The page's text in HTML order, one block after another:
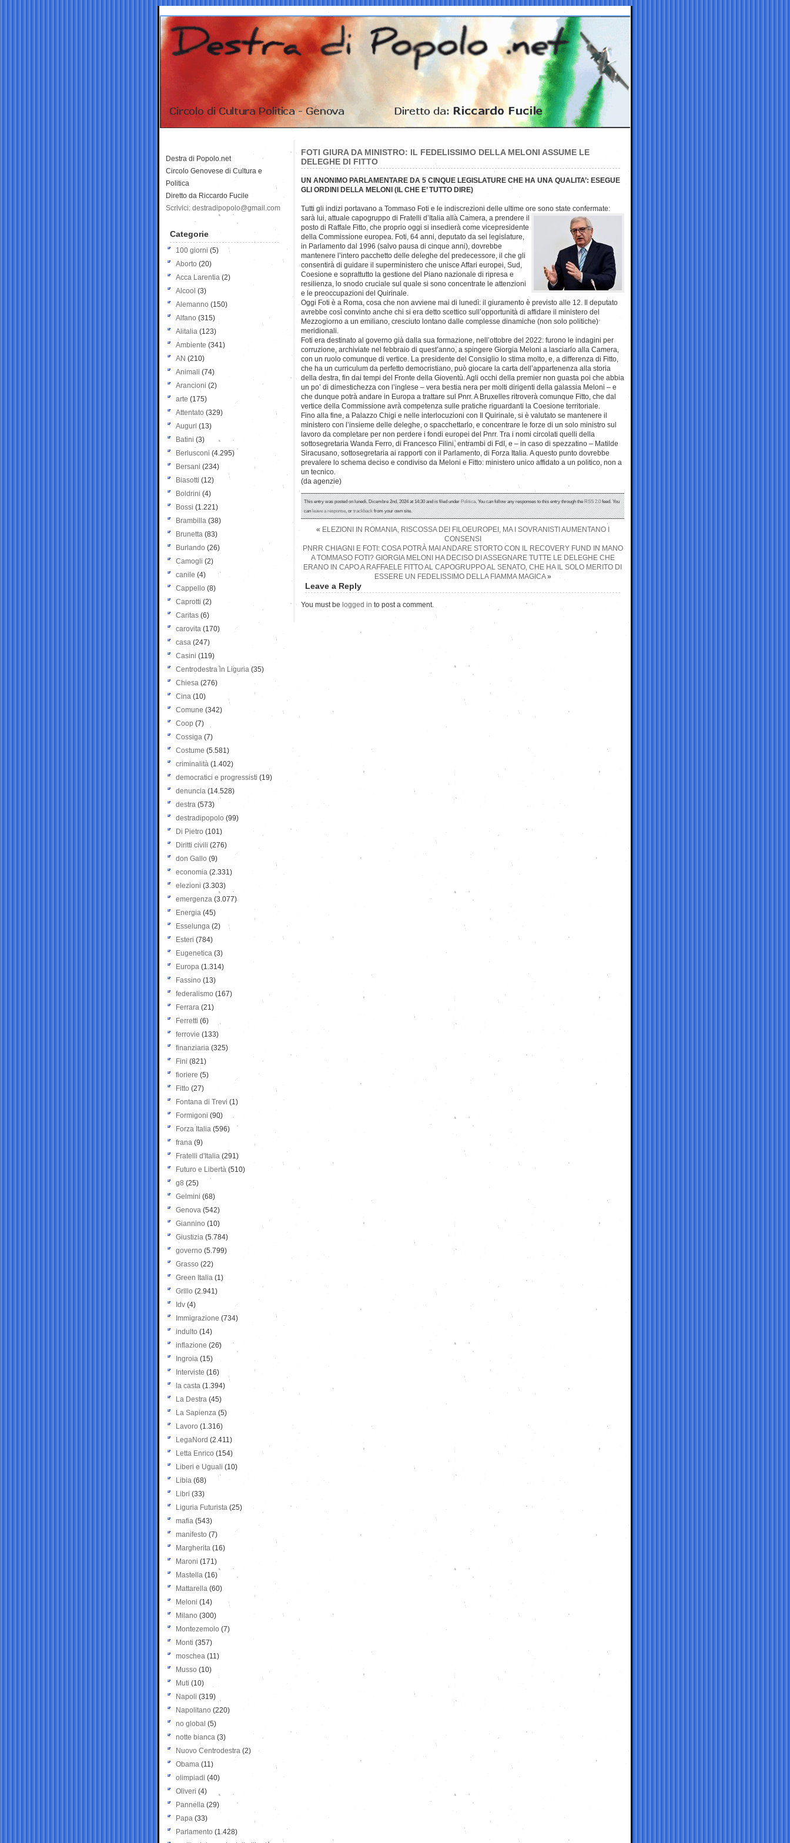
FOTI GIURA DA MINISTRO: IL FEDELISSIMO DELLA MELONI ASSUME LE
DELEGHE DI FITTO
UN ANONIMO PARLAMENTARE DA 5 CINQUE LEGISLATURE CHE HA UNA QUALITA’: ESEGUE
GLI ORDINI DELLA MELONI (IL CHE E’ TUTTO DIRE)
Tutti gli indizi portavano a Tommaso Foti e le indiscrezioni delle ultime ore sono state confermate:
sarà lui, attuale capogruppo di Fratelli d’Italia alla Camera, a prendere il
posto di Raffale Fitto, che proprio oggi si insedierà come vicepresidente
della Commissione europea. Foti, 64 anni, deputato da sei legislature,
in Parlamento dal 1996 (salvo pausa di cinque anni), dovrebbe
mantenere l’intero pacchetto delle deleghe del predecessore, il che gli
consentirà di guidare il superministero che unisce Affari europei, Sud,
Coesione e soprattutto la gestione del Piano nazionale di ripresa e
resilienza, lo snodo cruciale sul quale si sono concentrate le attenzioni
e le preoccupazioni del Quirinale.
Oggi Foti è a Roma, cosa che non avviene mai di lunedì: il giuramento è previsto alle 12. Il deputato
avrebbe così convinto anche chi si era detto scettico sull’opportunità di affidare il ministero del
Mezzogiorno a un emiliano, cresciuto lontano dalle complesse dinamiche (non solo politiche)
meridionali.
Foti era destinato al governo già dalla sua formazione, nell’ottobre del 2022: furono le indagini per
corruzione, archiviate nel febbraio di quest’anno, a spingere Giorgia Meloni a lasciarlo alla Camera,
con un ruolo comunque di vertice. La presidente del Consiglio lo stima molto, e, a differenza di Fitto,
che ha un curriculum da perfetto democristiano, può giocare la carta dell’appartenenza alla storia
della destra, fin dai tempi del Fronte della Gioventù. Agli occhi della premier non guasta poi che abbia
un po’ di dimestichezza con l’inglese – vera bestia nera per molti dirigenti della galassia Meloni – e
che dunque potrà andare in Europa a trattare sul Pnrr. A Bruxelles ritroverà comunque Fitto, che dal
vertice della Commissione avrà competenza sulle pratiche riguardanti la Coesione territoriale.
Fino alla fine, a Palazzo Chigi e nelle interlocuzioni con Il Quirinale, si è valutato se mantenere il
ministero con l’insieme delle deleghe, o spacchettarlo, e concentrare le forze di un solo ministro sul
lavoro da completare per non perdere i fondi europei del Pnrr. Tra i nomi circolati quelli della
sottosegretaria Wanda Ferro, di Francesco Filini, entrambi di FdI, e – in caso di spezzatino – Matilde
Siracusano, sottosegretaria ai rapporti con il Parlamento, di Forza Italia. A questo punto dovrebbe
prevalere lo schema deciso e condiviso da Meloni e Fitto: ministero unico affidato a un politico, non a
un tecnico.
(da agenzie)
This entry was posted on lunedì, Dicembre 2nd, 2024 at 14:30 and is filed underPolitica. You can follow any responses to this entry through theRSS 2.0feed. You
canleave a response, ortrackbackfrom your own site.
« ELEZIONI IN ROMANIA, RISCOSSA DEI FILOEUROPEI, MA I SOVRANISTI AUMENTANO I
CONSENSI
PNRR CHIAGNI E FOTI: COSA POTRÀ MAI ANDARE STORTO CON IL RECOVERY FUND IN MANO
A TOMMASO FOTI? GIORGIA MELONI HA DECISO DI ASSEGNARE TUTTE LE DELEGHE CHE
ERANO IN CAPO A RAFFAELE FITTO AL CAPOGRUPPO AL SENATO, CHE HA IL SOLO MERITO DI
ESSERE UN FEDELISSIMO DELLA FIAMMA MAGICA»
Leave a Reply
You must be logged in to post a comment.
Destra di Popolo.net
Circolo Genovese di Cultura e
Politica
Diretto da Riccardo Fucile
Scrivici: destradipopolo@gmail.com
Categorie
100 giorni (5)
Aborto (20)
Acca Larentia (2)
Alcool (3)
Alemanno (150)
Alfano (315)
Alitalia (123)
Ambiente (341)
AN (210)
Animali (74)
Arancioni (2)
arte (175)
Attentato (329)
Auguri (13)
Batini (3)
Berlusconi (4.295)
Bersani (234)
Biasotti (12)
Boldrini (4)
Bossi (1.221)
Brambilla (38)
Brunetta (83)
Burlando (26)
Camogli (2)
canile (4)
Cappello (8)
Caprotti (2)
Caritas (6)
carovita (170)
casa (247)
Casini (119)
Centrodestra in Liguria (35)
Chiesa (276)
Cina (10)
Comune (342)
Coop (7)
Cossiga (7)
Costume (5.581)
criminalità (1.402)
democratici e progressisti (19)
denuncia (14.528)
destra (573)
destradipopolo (99)
Di Pietro (101)
Diritti civili (276)
don Gallo (9)
economia (2.331)
elezioni (3.303)
emergenza (3.077)
Energia (45)
Esselunga (2)
Esteri (784)
Eugenetica (3)
Europa (1.314)
Fassino (13)
federalismo (167)
Ferrara (21)
Ferretti (6)
ferrovie (133)
finanziaria (325)
Fini (821)
fioriere (5)
Fitto (27)
Fontana di Trevi (1)
Formigoni (90)
Forza Italia (596)
frana (9)
Fratelli d'Italia (291)
Futuro e Libertà (510)
g8 (25)
Gelmini (68)
Genova (542)
Giannino (10)
Giustizia (5.784)
governo (5.799)
Grasso (22)
Green Italia (1)
Grillo (2.941)
Idv (4)
Immigrazione (734)
indulto (14)
inflazione (26)
Ingroia (15)
Interviste (16)
la casta (1.394)
La Destra (45)
La Sapienza (5)
Lavoro (1.316)
LegaNord (2.411)
Letta Enrico (154)
Liberi e Uguali (10)
Libia (68)
Libri (33)
Liguria Futurista (25)
mafia (543)
manifesto (7)
Margherita (16)
Maroni (171)
Mastella (16)
Mattarella (60)
Meloni (14)
Milano (300)
Montezemolo (7)
Monti (357)
moschea (11)
Musso (10)
Muti (10)
Napoli (319)
Napolitano (220)
no global (5)
notte bianca (3)
Nuovo Centrodestra (2)
Obama (11)
olimpiadi (40)
Oliveri (4)
Pannella (29)
Papa (33)
Parlamento (1.428)